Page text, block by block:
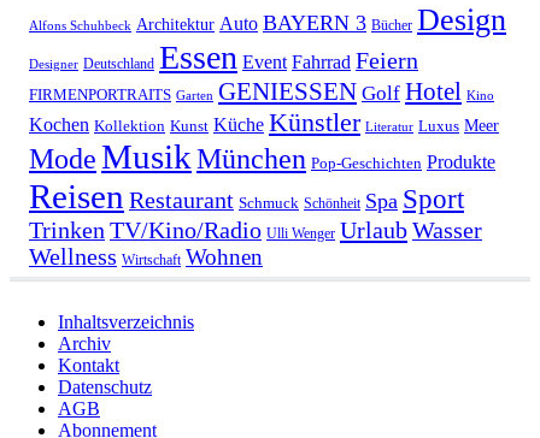
Alfons Schuhbeck Architektur Auto BAYERN 3 Bücher Design
Designer Deutschland Essen Event Fahrrad Feiern
FIRMENPORTRAITS Garten GENIESSEN Golf Hotel Kino
Kochen Kollektion Kunst Küche Künstler Literatur Luxus Meer
ModeMusikMünchen Pop-Geschichten Produkte
Reisen Restaurant Schmuck Schönheit Spa Sport
Trinken TV/Kino/Radio Ulli Wenger UrlaubWasser
Wellness Wirtschaft Wohnen
Inhaltsverzeichnis
Archiv
Kontakt
Datenschutz
AGB
Abonnement